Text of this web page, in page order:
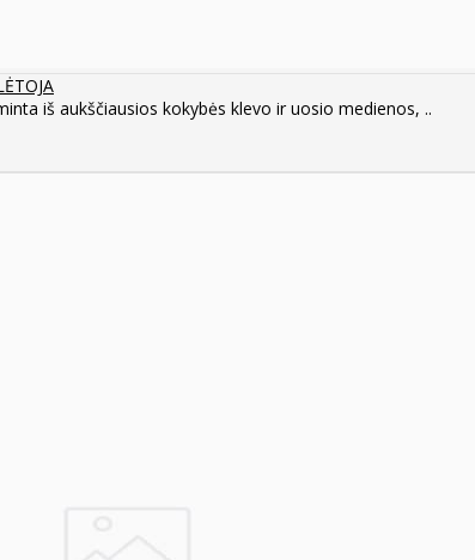
iš aukščiausios kokybės klevo ir uosio medienos, ..